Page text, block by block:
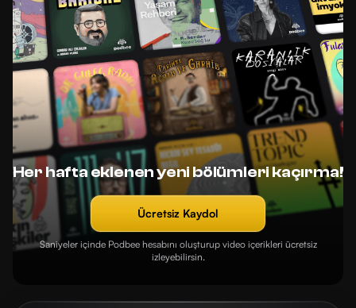
Her hafta eklenen yeni bölümleri kaçırma!
Ücretsiz Kaydol
Saniyeler içinde Podbee hesabını oluşturup video içerikleri ücretsiz
izleyebilirsin.